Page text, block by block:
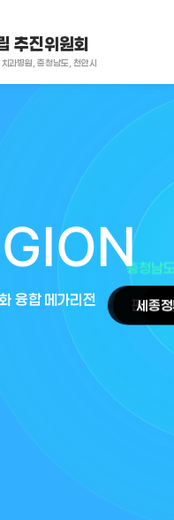
추진위원회
과병원, 충청남도, 천안시
융합 메가리전
충청남도
세종
판교테